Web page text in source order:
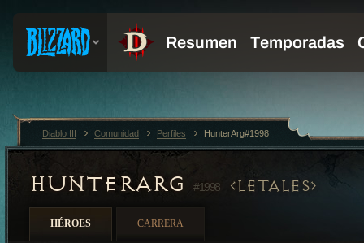
HUNTERARG #1998 LETALES
HÉROES CARRERA
Diablo III Comunidad Perfiles HunterArg#1998